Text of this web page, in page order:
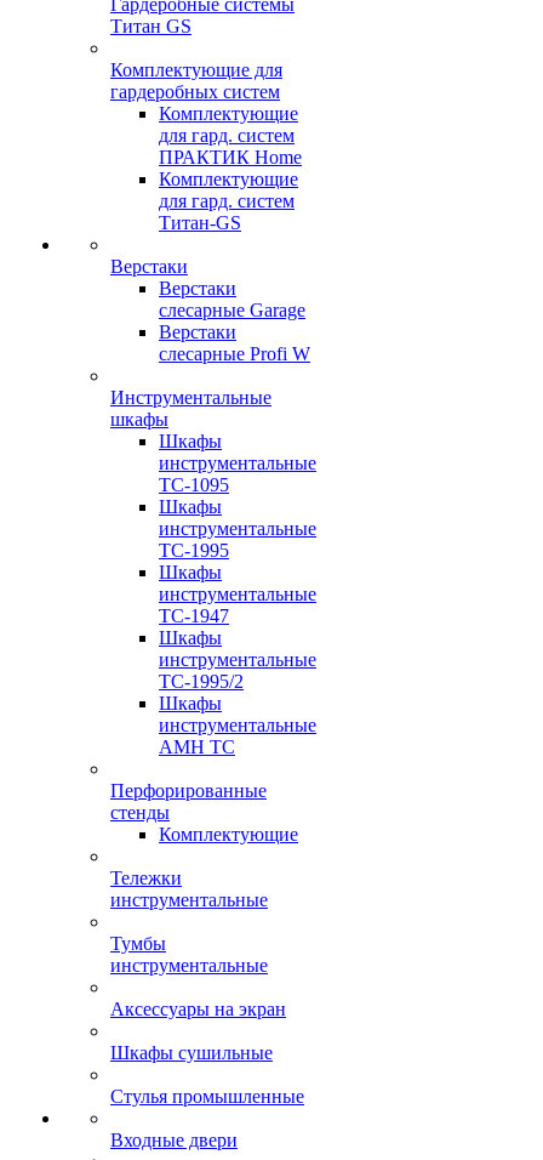
Гардеробные системы
Титан GS
Комплектующие для
гардеробных систем
Комплектующие
для гард. систем
ПРАКТИК Home
Комплектующие
для гард. систем
Титан-GS
Верстаки
Верстаки
слесарные Garage
Верстаки
слесарные Profi W
Инструментальные
шкафы
Шкафы
инструментальные
TC-1095
Шкафы
инструментальные
TC-1995
Шкафы
инструментальные
TC-1947
Шкафы
инструментальные
TC-1995/2
Шкафы
инструментальные
AMH TC
Перфорированные
стенды
Комплектующие
Тележки
инструментальные
Тумбы
инструментальные
Аксессуары на экран
Шкафы сушильные
Стулья промышленные
Входные двери